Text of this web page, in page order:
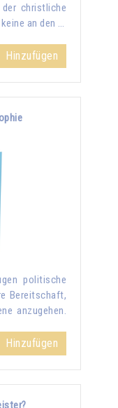
christliche
an den …
Hinzufügen
politische
Bereitschaft,
anzugehen.
Hinzufügen